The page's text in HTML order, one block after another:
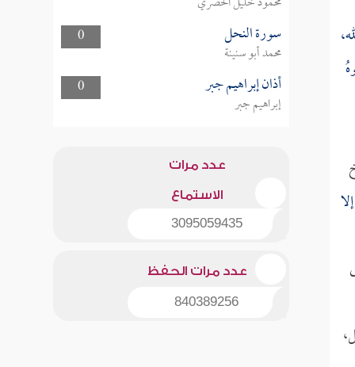
0
سورة النحل
محمد أبو سنينة
0
أذان إبراهيم جبر
إبراهيم جبر
عدد مرات
الاستماع
3095059435
عدد مرات الحفظ
840389256